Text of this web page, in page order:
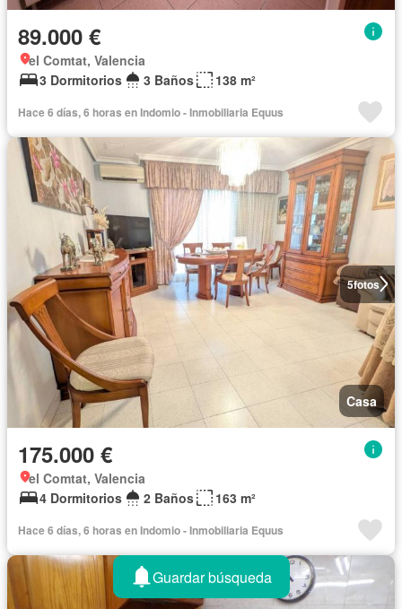
89.000 €
el Comtat, Valencia
3 Dormitorios
3 Baños 138 m²
Hace 6 días, 6 horas en Indomio - Inmobiliaria Equus
5fotos
Casa
175.000 €
el Comtat, Valencia
4 Dormitorios
2 Baños 163 m²
Hace 6 días, 6 horas en Indomio - Inmobiliaria Equus
Guardar búsqueda